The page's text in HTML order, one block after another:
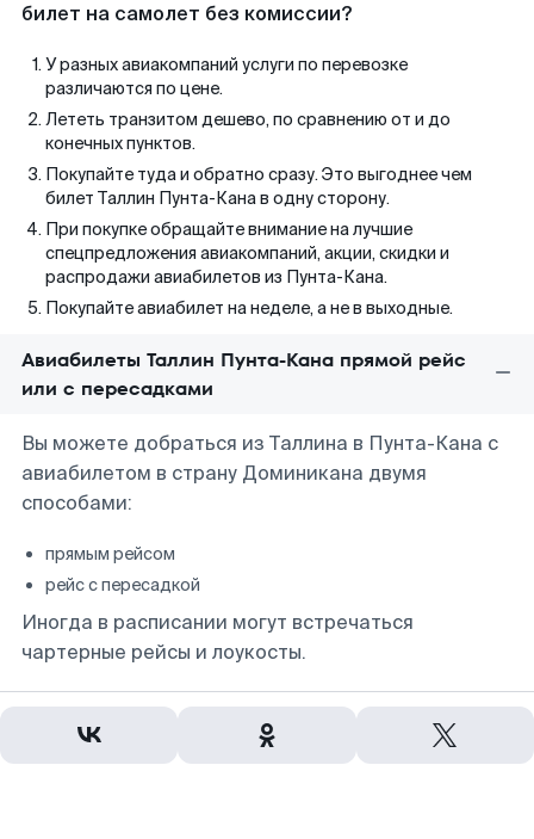
билет на самолет без комиссии?
У разных авиакомпаний услуги по перевозке
различаются по цене.
Лететь транзитом дешево, по сравнению от и до
конечных пунктов.
Покупайте туда и обратно сразу. Это выгоднее чем
билет Таллин Пунта-Кана в одну сторону.
При покупке обращайте внимание на лучшие
спецпредложения авиакомпаний, акции, скидки и
распродажи авиабилетов из Пунта-Кана.
Покупайте авиабилет на неделе, а не в выходные.
Авиабилеты Таллин Пунта-Кана прямой рейс
или с пересадками
Вы можете добраться из Таллина в Пунта-Кана с
авиабилетом в страну Доминикана двумя
способами:
прямым рейсом
рейс с пересадкой
Иногда в расписании могут встречаться
чартерные рейсы и лоукосты.